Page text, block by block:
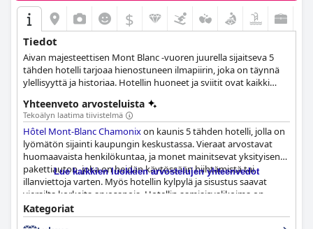
$
Tiedot
Aivan majesteettisen Mont Blanc -vuoren juurella sijaitseva 5
tähden hotelli tarjoaa hienostuneen ilmapiirin, joka on täynnä
ylellisyyttä ja historiaa. Hotellin huoneet ja sviitit ovat kaikki
ulkouima-allas ja upeat näköalat vuorille. Hiihtämisen jälkeen
vieraat voivat rentoutua hotellin kylpylässä ja maistella
ravintolan erinomaisia ruokavaihtoehtoja viettäen
rentouttavinta vapaa-aikaa.
Yhteenveto arvosteluista
Tekoälyn laatima tiivistelmä
Hôtel Mont-Blanc Chamonixon kaunis 5 tähden hotelli, jolla on
lyömätön sijainti kaupungin keskustassa. Vieraat arvostavat
huomaavaista henkilökuntaa, ja monet mainitsevat yksityisen
pakettiauton, joka on heidän käytössään hiihtämistä tai
illanviettoja varten. Myös hotellin kylpylä ja sisustus saavat
vierailta korkeita arvosanoja. Hotellin aamiaisvalikoima on
tasokas, ja se sisältää laajan valikoiman tuoreita ja laadukkaita
vaihtoehtoja "syö niin paljon kuin jaksat" -buffetissa. Hotellin
Lue kaikkien luokkien arvostelujen yhteenvedot
Kategoriat